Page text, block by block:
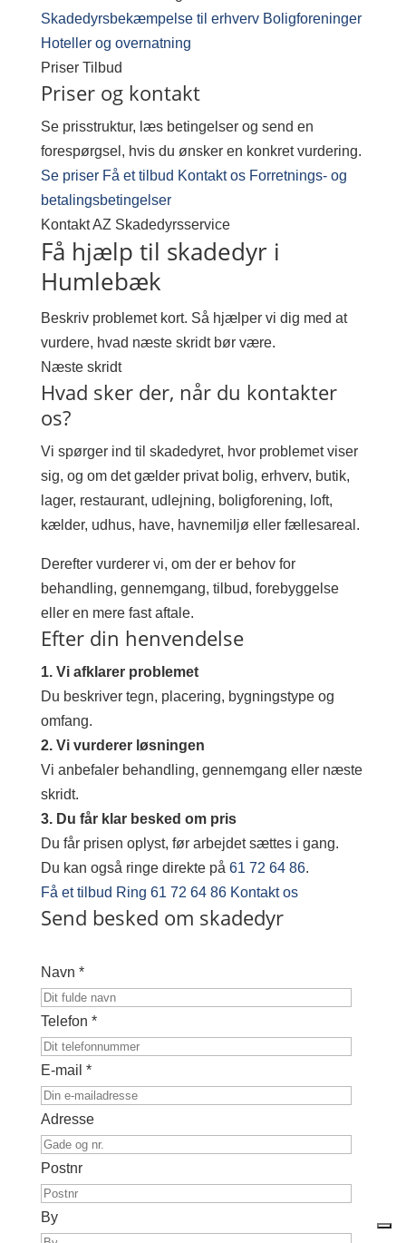
Skadedyrsbekæmpelse til erhverv Boligforeninger
Hoteller og overnatning
Priser Tilbud
Priser og kontakt
Se prisstruktur, læs betingelser og send en
forespørgsel, hvis du ønsker en konkret vurdering.
Se priser Få et tilbud Kontakt os Forretnings- og
betalingsbetingelser
Kontakt AZ Skadedyrsservice
Få hjælp til skadedyr i
Humlebæk
Beskriv problemet kort. Så hjælper vi dig med at
vurdere, hvad næste skridt bør være.
Næste skridt
Hvad sker der, når du kontakter
os?
Vi spørger ind til skadedyret, hvor problemet viser
sig, og om det gælder privat bolig, erhverv, butik,
lager, restaurant, udlejning, boligforening, loft,
kælder, udhus, have, havnemiljø eller fællesareal.
Derefter vurderer vi, om der er behov for
behandling, gennemgang, tilbud, forebyggelse
eller en mere fast aftale.
Efter din henvendelse
1. Vi afklarer problemet
Du beskriver tegn, placering, bygningstype og
omfang.
2. Vi vurderer løsningen
Vi anbefaler behandling, gennemgang eller næste
skridt.
3. Du får klar besked om pris
Du får prisen oplyst, før arbejdet sættes i gang.
Du kan også ringe direkte på 61 72 64 86.
Få et tilbud Ring 61 72 64 86 Kontakt os
Send besked om skadedyr
Navn *
Telefon *
E-mail *
Adresse
Postnr
By